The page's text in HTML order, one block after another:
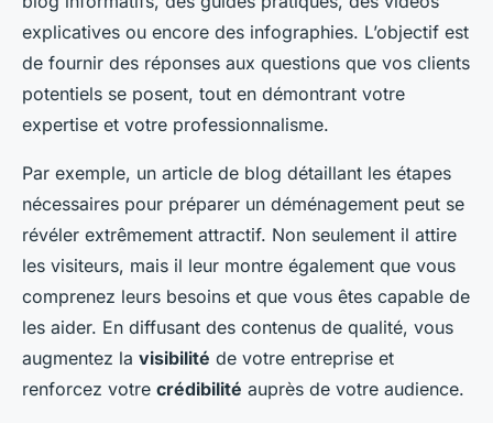
explicatives ou encore des infographies. L’objectif est
de fournir des réponses aux questions que vos clients
potentiels se posent, tout en démontrant votre
expertise et votre professionnalisme.
Par exemple, un article de blog détaillant les étapes
nécessaires pour préparer un déménagement peut se
révéler extrêmement attractif. Non seulement il attire
les visiteurs, mais il leur montre également que vous
comprenez leurs besoins et que vous êtes capable de
les aider. En diffusant des contenus de qualité, vous
augmentez la visibilité de votre entreprise et
renforcez votre crédibilité auprès de votre audience.